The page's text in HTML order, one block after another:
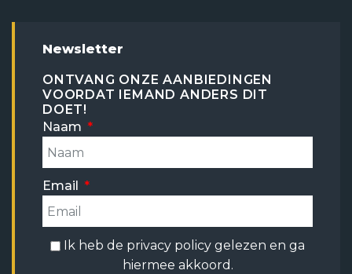
Newsletter
ONTVANG ONZE AANBIEDINGEN
VOORDAT IEMAND ANDERS DIT
DOET!
Naam
Email
Ik heb de privacy policy gelezen en ga
hiermee akkoord.